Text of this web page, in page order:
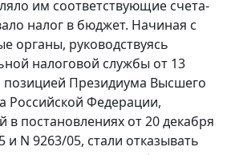
им соответствующие счета-
налог в бюджет. Начиная с
органы, руководствуясь
налоговой службы от 13
позицией Президиума Высшего
Российской Федерации,
постановлениях от 20 декабря
и N 9263/05, стали отказывать